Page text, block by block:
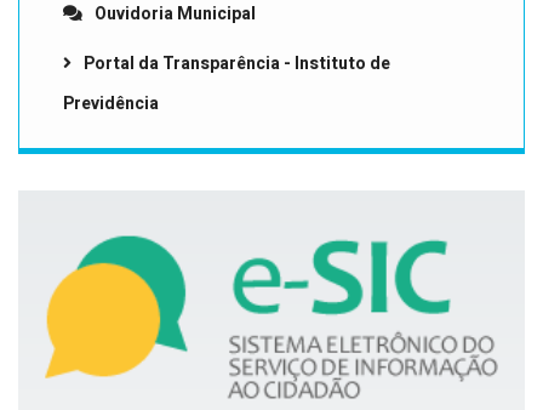
Ouvidoria Municipal
Portal da Transparência - Instituto de
Previdência